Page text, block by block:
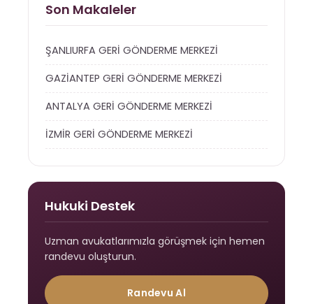
Son Makaleler
ŞANLIURFA GERİ GÖNDERME MERKEZİ
GAZİANTEP GERİ GÖNDERME MERKEZİ
ANTALYA GERİ GÖNDERME MERKEZİ
İZMİR GERİ GÖNDERME MERKEZİ
Hukuki Destek
Uzman avukatlarımızla görüşmek için hemen
randevu oluşturun.
Randevu Al